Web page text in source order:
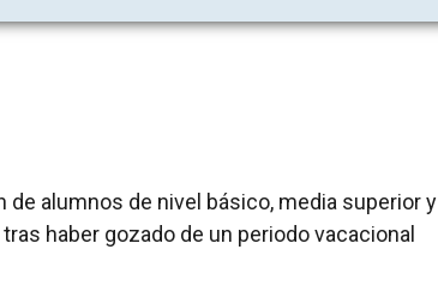
de alumnos de nivel básico, media superior y
haber gozado de un periodo vacacional